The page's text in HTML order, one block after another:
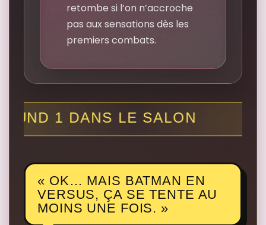
retombe si l’on n’accroche
pas aux sensations dès les
premiers combats.
« OK… MAIS BATMAN EN
VERSUS, ÇA SE TENTE AU
MOINS UNE FOIS. »